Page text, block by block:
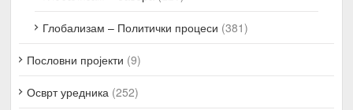
Глобализам – Политички процеси (381)
Пословни пројекти (9)
Осврт уредника (252)